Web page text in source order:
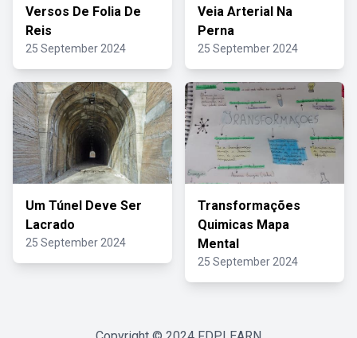
Versos De Folia De
Reis
25 September 2024
Veia Arterial Na
Perna
25 September 2024
Um Túnel Deve Ser
Lacrado
25 September 2024
Transformações
Quimicas Mapa
Mental
25 September 2024